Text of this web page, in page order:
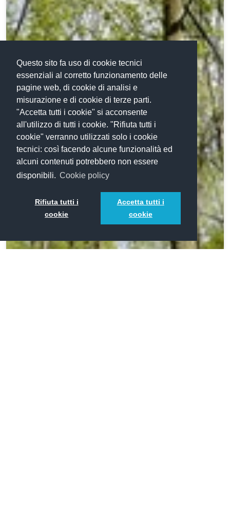
Questo sito fa uso di cookie tecnici
essenziali al corretto funzionamento delle
pagine web, di cookie di analisi e
misurazione e di cookie di terze parti.
"Accetta tutti i cookie" si acconsente
all'utilizzo di tutti i cookie. "Rifiuta tutti i
cookie" verranno utilizzati solo i cookie
tecnici: così facendo alcune funzionalità ed
alcuni contenuti potrebbero non essere
disponibili. Cookie policy
Rifiuta tutti i
cookie
Accetta tutti i
cookie